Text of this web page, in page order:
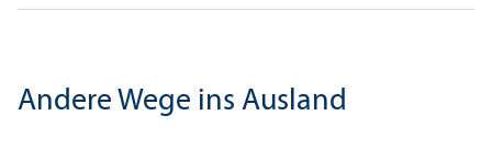
Andere Wege ins Ausland